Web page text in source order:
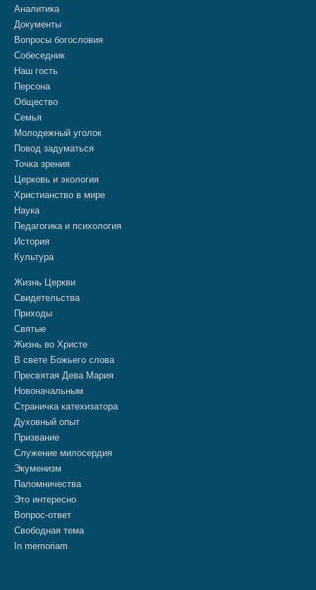
Аналитика
Документы
Вопросы богословия
Собеседник
Наш гость
Персона
Общество
Семья
Молодежный уголок
Повод задуматься
Точка зрения
Церковь и экология
Христианство в мире
Наука
Педагогика и психология
История
Культура
Жизнь Церкви
Свидетельства
Приходы
Святые
Жизнь во Христе
В свете Божьего слова
Пресвятая Дева Мария
Новоначальным
Страничка катехизатора
Духовный опыт
Призвание
Служение милосердия
Экуменизм
Паломничества
Это интересно
Вопрос-ответ
Свободная тема
In memoriam